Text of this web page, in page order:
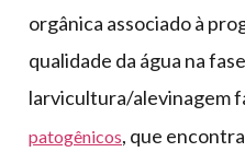
orgânica associado à
qualidade da água na
larvicultura/alevinagem
patogênicos, que